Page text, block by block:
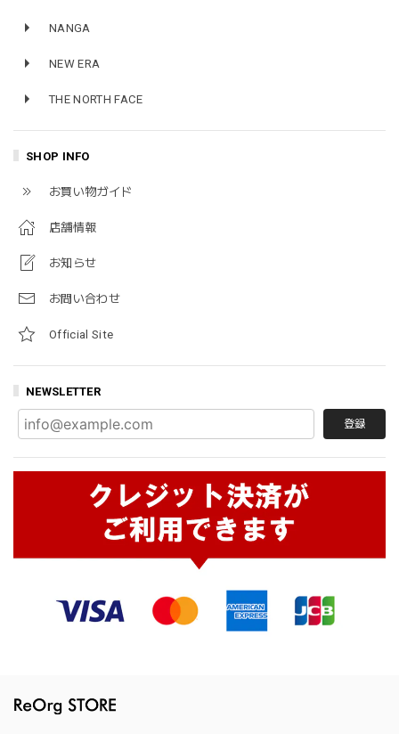
NANGA
NEW ERA
THE NORTH FACE
SHOP INFO
お買い物ガイド
店舗情報
お知らせ
お問い合わせ
Official Site
NEWSLETTER
登録